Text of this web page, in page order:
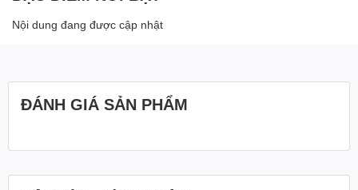
Nội dung đang được cập nhật
ĐÁNH GIÁ SẢN PHẨM